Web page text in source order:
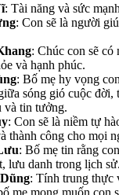
: Tài năng và sức
: Con sẽ là người
: Chúc con sẽ có
và hạnh phúc.
: Bố mẹ hy vọng
sóng gió cuộc đời,
và tin tưởng.
: Con sẽ là niềm tự
thành công cho mọi
: Bố mẹ tin rằng
lưu danh trong lịch sử.
: Tính trung thực
mẹ mong muốn con